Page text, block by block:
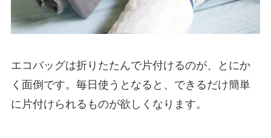
エコバッグは折りたたんで片付けるのが、とにか
く面倒です。毎日使うとなると、できるだけ簡単
に片付けられるものが欲しくなります。